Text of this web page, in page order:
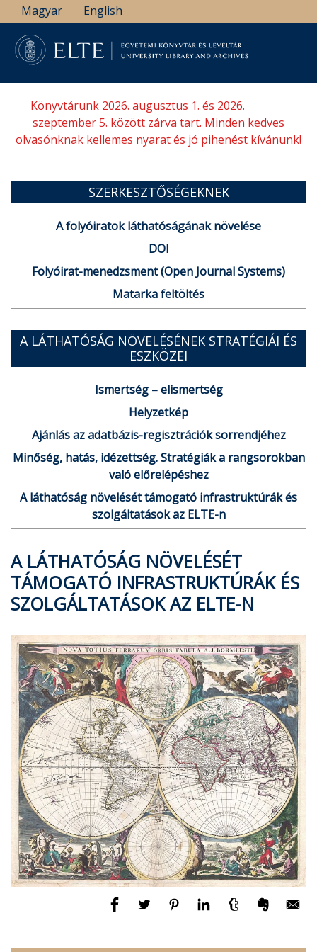
Ugrás
a
tartalomra
Magyar English
Könyvtárunk 2026. augusztus 1. és 2026.
szeptember 5. között zárva tart. Minden kedves
olvasónknak kellemes nyarat és jó pihenést kívánunk!
SZERKESZTŐSÉGEKNEK
A folyóiratok láthatóságának növelése
DOI
Folyóirat-menedzsment (Open Journal Systems)
Matarka feltöltés
A LÁTHATÓSÁG NÖVELÉSÉNEK STRATÉGIÁI ÉS
ESZKÖZEI
Ismertség – elismertség
Helyzetkép
Ajánlás az adatbázis-regisztrációk sorrendjéhez
Minőség, hatás, idézettség. Stratégiák a rangsorokban
való előrelépéshez
A láthatóság növelését támogató infrastruktúrák és
szolgáltatások az ELTE-n
A LÁTHATÓSÁG NÖVELÉSÉT
TÁMOGATÓ INFRASTRUKTÚRÁK ÉS
SZOLGÁLTATÁSOK AZ ELTE-N